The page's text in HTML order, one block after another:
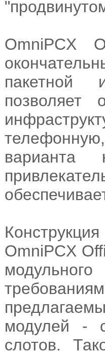
OmniPCX
пакетной
позволяет
OmniPCX
модулей -
слотов.